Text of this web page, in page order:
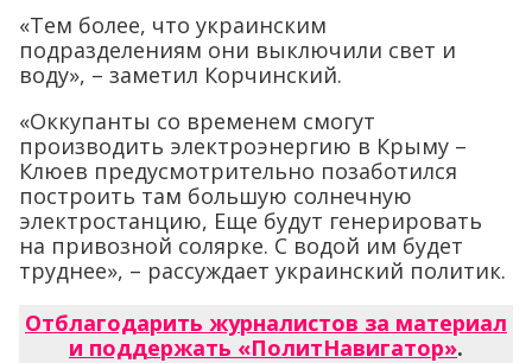
«Тем более, что украинским
подразделениям они выключили свет и
воду», – заметил Корчинский.
«Оккупанты со временем смогут
производить электроэнергию в Крыму –
Клюев предусмотрительно позаботился
построить там большую солнечную
электростанцию, Еще будут генерировать
на привозной солярке. С водой им будет
труднее», – рассуждает украинский политик.
Отблагодарить журналистов за материал
и поддержать «ПолитНавигатор».